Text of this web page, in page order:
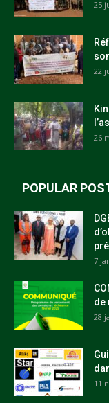
25
22
26
POPULAR
7
de
28
11